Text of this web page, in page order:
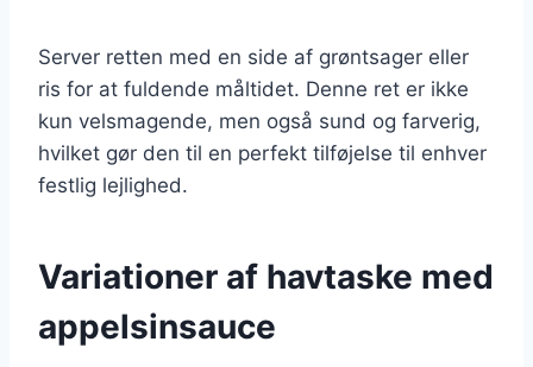
Server retten med en side af grøntsager eller
ris for at fuldende måltidet. Denne ret er ikke
kun velsmagende, men også sund og farverig,
hvilket gør den til en perfekt tilføjelse til enhver
festlig lejlighed.
Variationer af havtaske med
appelsinsauce